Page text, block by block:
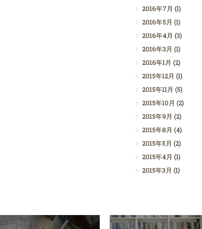
2016年7月 (1)
2016年5月 (1)
2016年4月 (3)
2016年3月 (1)
2016年1月 (2)
2015年12月 (1)
2015年11月 (5)
2015年10月 (2)
2015年9月 (2)
2015年8月 (4)
2015年5月 (2)
2015年4月 (1)
2015年3月 (1)